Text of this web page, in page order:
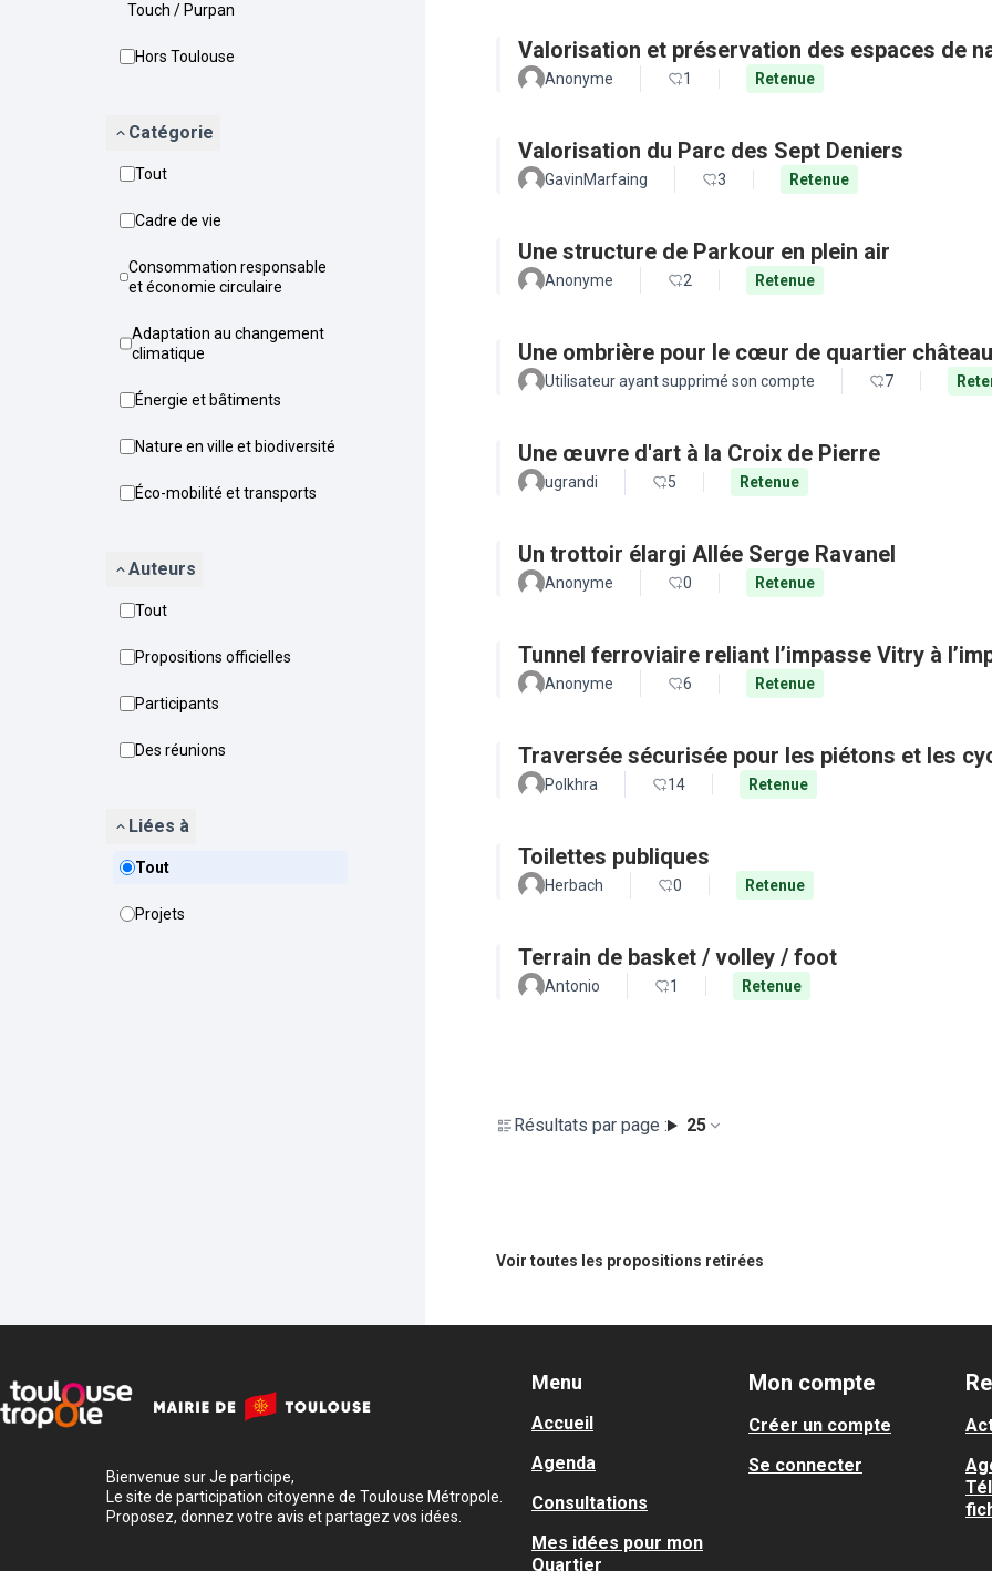
Touch / Purpan
Hors Toulouse
Catégorie
Tout
Cadre de vie
Consommation responsable
et économie circulaire
Adaptation au changement
climatique
Énergie et bâtiments
Nature en ville et biodiversité
Éco-mobilité et transports
Auteurs
Tout
Propositions officielles
Participants
Des réunions
Liées à
Tout
Projets
Valorisation et préservation des espaces de
Anonyme 1 Retenue
Valorisation du Parc des Sept Deniers
GavinMarfaing 3 Retenue
Une structure de Parkour en plein air
Anonyme 2 Retenue
Une ombrière pour le cœur de quartier
Utilisateur ayant supprimé son compte 7
Une œuvre d'art à la Croix de Pierre
ugrandi 5 Retenue
Un trottoir élargi Allée Serge Ravanel
Anonyme 0 Retenue
Tunnel ferroviaire reliant l’impasse Vitry à
Anonyme 6 Retenue
Traversée sécurisée pour les piétons et les
Polkhra 14 Retenue
Toilettes publiques
Herbach 0 Retenue
Terrain de basket / volley / foot
Antonio 1 Retenue
Résultats par page : 25
Voir toutes les propositions retirées
Bienvenue sur Je participe,
Le site de participation citoyenne de Toulouse Métropole.
Proposez, donnez votre avis et partagez vos idées.
Menu
Accueil
Agenda
Consultations
Mes idées pour mon
Quartier
Mon compte
Créer un compte
Se connecter